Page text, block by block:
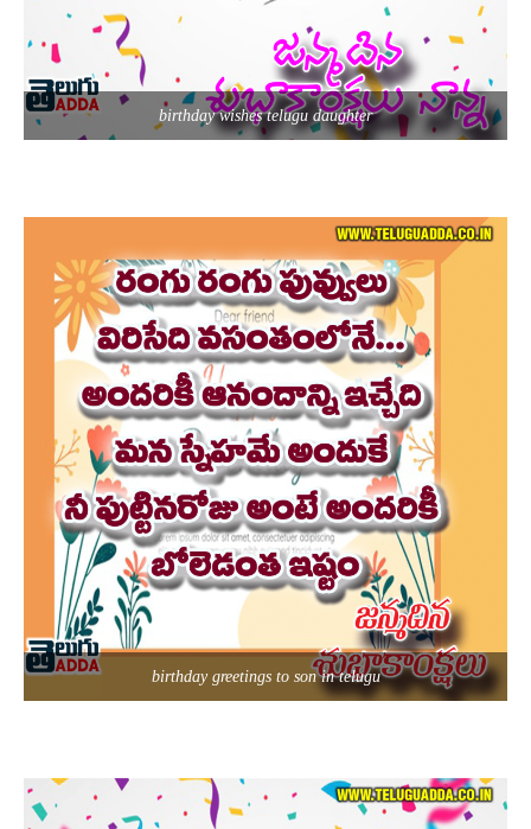
birthday wishes telugu daughter
birthday greetings to son in telugu